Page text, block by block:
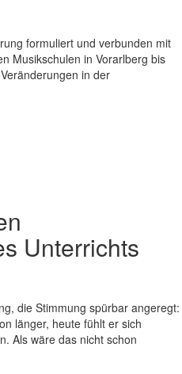
formuliert und verbunden mit
Musikschulen in Vorarlberg bis
in der
Unterrichts
die Stimmung spürbar angeregt:
länger, heute fühlt er sich
Als wäre das nicht schon